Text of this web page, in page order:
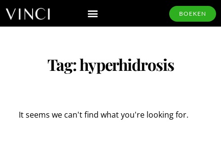
BOEKEN
Tag: hyperhidrosis
It seems we can't find what you're looking for.